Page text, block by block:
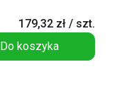
179,32 zł / szt.
Do koszyka